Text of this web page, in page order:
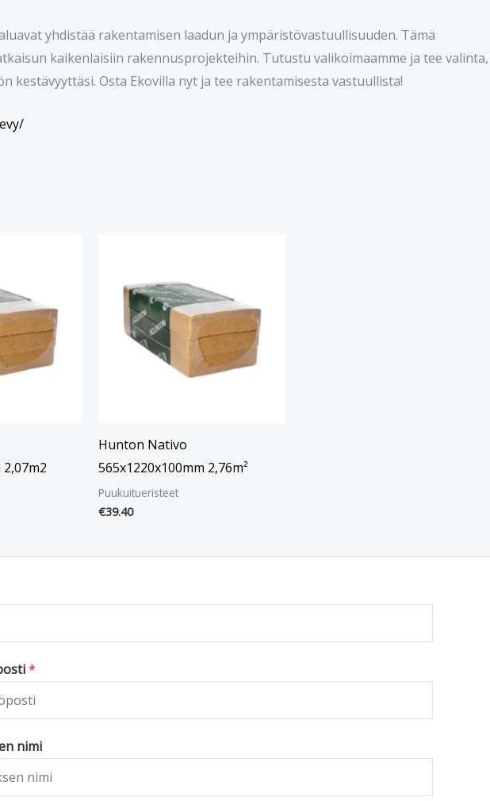
yhdistää rakentamisen laadun ja ympäristövastuullisuuden. Tämä
kaikenlaisiin rakennusprojekteihin. Tutustu valikoimaamme ja tee valinta,
kestävyyttäsi. Osta Ekovilla nyt ja tee rakentamisesta vastuullista!
Hunton Nativo
565x1220x100mm 2,76m²
Puukuitueristeet
€39.40
*
nimi